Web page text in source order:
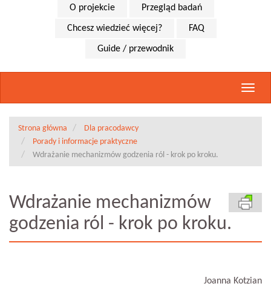
O projekcie Przegląd badań
Chcesz wiedzieć więcej? FAQ
Guide / przewodnik
Strona główna
Dla pracodawcy
Porady i informacje praktyczne
Wdrażanie mechanizmów godzenia ról - krok po kroku.
Wdrażanie mechanizmów
godzenia ról - krok po kroku.
Joanna Kotzian